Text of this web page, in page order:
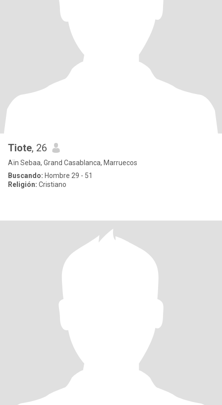
Tiote, 26
Aïn Sebaa, Grand Casablanca, Marruecos
Buscando: Hombre 29 - 51
Religión: Cristiano